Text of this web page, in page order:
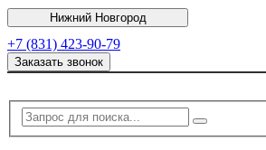
Нижний Новгород
+7 (831) 423-90-79
Заказать звонок